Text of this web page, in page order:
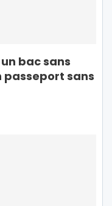
bac sans
passeport sans